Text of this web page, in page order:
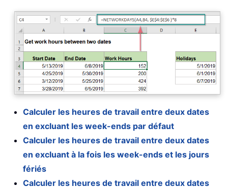
Calculer les heures de travail entre deux dates
en excluant les week-ends par défaut
Calculer les heures de travail entre deux dates
en excluant à la fois les week-ends et les jours
fériés
Calculer les heures de travail entre deux dates